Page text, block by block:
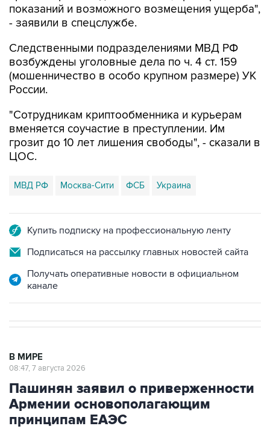
показаний и возможного возмещения ущерба",
- заявили в спецслужбе.
Следственными подразделениями МВД РФ
возбуждены уголовные дела по ч. 4 ст. 159
(мошенничество в особо крупном размере) УК
России.
"Сотрудникам криптообменника и курьерам
вменяется соучастие в преступлении. Им
грозит до 10 лет лишения свободы", - сказали в
ЦОС.
МВД РФ Москва-Сити ФСБ Украина
Купить подписку на профессиональную ленту
Подписаться на рассылку главных новостей сайта
Получать оперативные новости в официальном
канале
В МИРЕ
08:47, 7 августа 2026
Пашинян заявил о приверженности
Армении основополагающим
принципам ЕАЭС